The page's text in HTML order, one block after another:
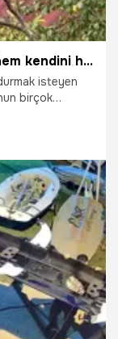
Derince'de çakmağı doldururken hem kendini hem de evi yaktı
isteyen
birçok